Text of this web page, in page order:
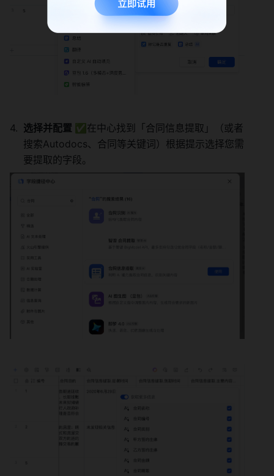
选择并配置 ✅ 在中心找到「合同信息提取」（或者
搜索Autodocs、合同等关键词）根据提示选择您需
要提取的字段。